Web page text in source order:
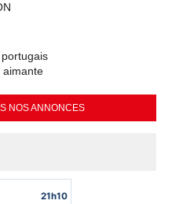
aimante
NOS ANNONCES